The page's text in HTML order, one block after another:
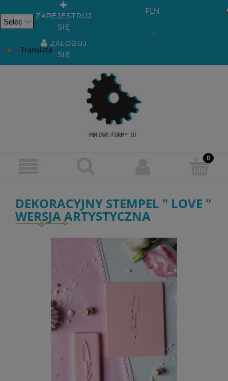
Translate
ZAREJESTRUJ
SIĘ
ZALOGUJ
SIĘ
PLN
DEKORACYJNY STEMPEL " LOVE "
WERSJA ARTYSTYCZNA